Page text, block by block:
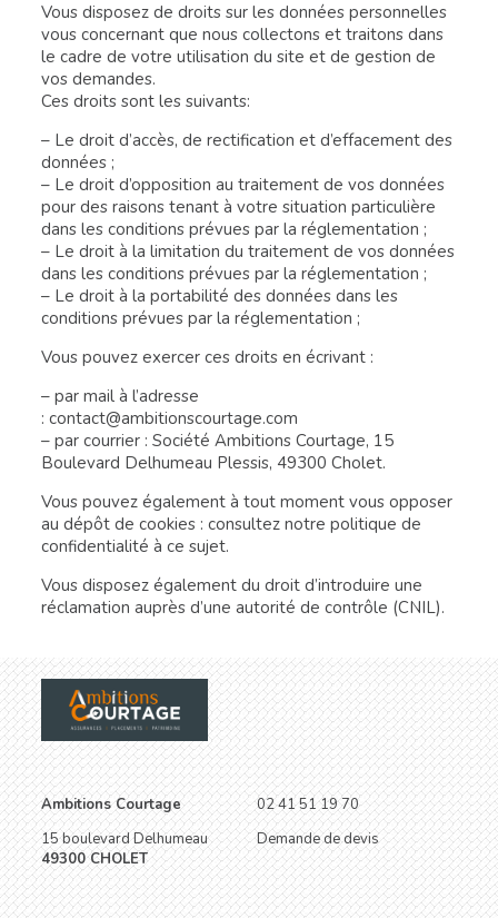
Vous disposez de droits sur les données personnelles
vous concernant que nous collectons et traitons dans
le cadre de votre utilisation du site et de gestion de
vos demandes.
Ces droits sont les suivants:
– Le droit d’accès, de rectification et d’effacement des
données ;
– Le droit d’opposition au traitement de vos données
pour des raisons tenant à votre situation particulière
dans les conditions prévues par la réglementation ;
– Le droit à la limitation du traitement de vos données
dans les conditions prévues par la réglementation ;
– Le droit à la portabilité des données dans les
conditions prévues par la réglementation ;
Vous pouvez exercer ces droits en écrivant :
– par mail à l’adresse
: contact@ambitionscourtage.com
– par courrier : Société Ambitions Courtage, 15
Boulevard Delhumeau Plessis, 49300 Cholet.
Vous pouvez également à tout moment vous opposer
au dépôt de cookies : consultez notre politique de
confidentialité à ce sujet.
Vous disposez également du droit d’introduire une
réclamation auprès d’une autorité de contrôle (CNIL).
Ambitions Courtage
15 boulevard Delhumeau
49300 CHOLET
02 41 51 19 70
Demande de devis